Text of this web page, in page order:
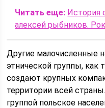
Читать еще: История
алексей рыбников.
Другие малочисленные
этнической группы, как
создают крупных
территории всей
группой польское